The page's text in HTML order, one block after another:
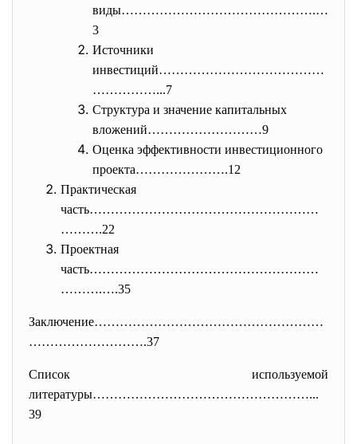
виды……………………………………….…
3
Источники
инвестиций…………………………………
……………...7
Структура и значение капитальных
вложений………………………9
Оценка эффективности инвестиционного
проекта………………….12
Практическая
часть………………………………………………
……….22
Проектная
часть………………………………………………
……….….35
Заключение………………………………………………
……………………….37
Список используемой
литературы……………………………………………...
39